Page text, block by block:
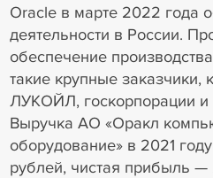
Oracle в марте 2022 года
деятельности в России.
обеспечение
такие крупные заказчики,
ЛУКОЙЛ, госкорпорации и
Выручка АО «Оракл
оборудование» в 2021
рублей, чистая прибыль